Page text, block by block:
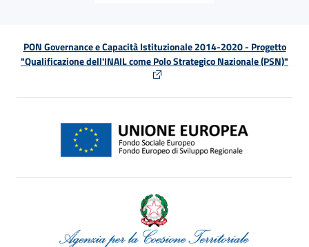
PON Governance e Capacità Istituzionale 2014-2020 - Progetto
"Qualificazione dell'INAIL come Polo Strategico Nazionale (PSN)"